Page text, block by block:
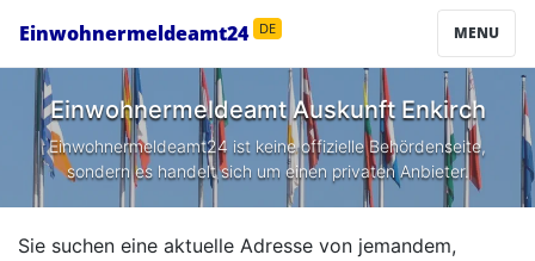
Einwohnermeldeamt24 DE MENU
Einwohnermeldeamt AuskunftEnkirch
Einwohnermeldeamt24 ist keine offizielle Behördenseite,
sondern es handelt sich um einen privaten Anbieter.
Sie suchen eine aktuelle Adresse von jemandem,